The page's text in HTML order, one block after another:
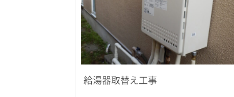
給湯器取替え工事